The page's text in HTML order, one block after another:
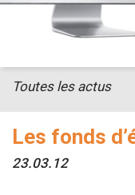
Les fonds
23.03.12
Toutes les actus